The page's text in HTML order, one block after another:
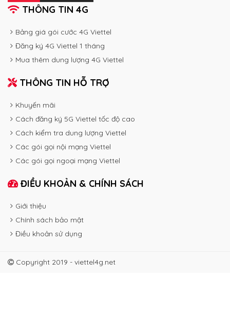
THÔNG TIN 4G
Bảng giá gói cước 4G Viettel
Đăng ký 4G Viettel 1 tháng
Mua thêm dung lượng 4G Viettel
THÔNG TIN HỖ TRỢ
Khuyến mãi
Cách đăng ký 5G Viettel tốc độ cao
Cách kiểm tra dung lượng Viettel
Các gói gọi nội mạng Viettel
Các gói gọi ngoại mạng Viettel
ĐIỀU KHOẢN & CHÍNH SÁCH
Giới thiệu
Chính sách bảo mật
Điều khoản sử dụng
Copyright 2019 - viettel4g.net